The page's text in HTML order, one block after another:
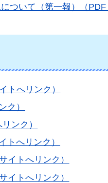
ついて（第一報）（PDF
トへリンク）
ク）
ンク）
トへリンク）
イトへリンク）
イトへリンク）